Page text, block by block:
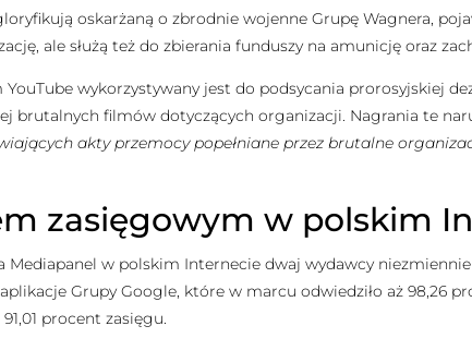
oskarżaną o zbrodnie wojenne Grupę Wagnera,
ale służą też do zbierania funduszy na amunicję oraz
wykorzystywany jest do podsycania prorosyjskiej
brutalnych filmów dotyczących organizacji. Nagrania te
akty przemocy popełniane przez brutalne
zasięgowym w polskim
Mediapanel w polskim Internecie dwaj wydawcy
aplikacje Grupy Google, które w marcu odwiedziło aż 98,26
procent zasięgu.